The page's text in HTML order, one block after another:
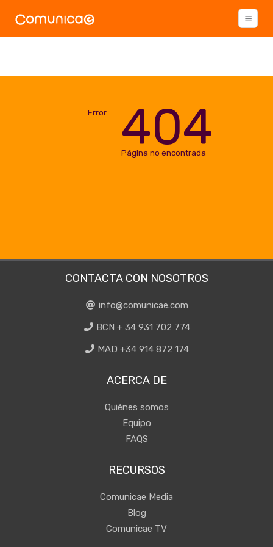
Error 404
Página no encontrada
CONTACTA CON NOSOTROS
info@comunicae.com
BCN + 34 931 702 774
MAD +34 914 872 174
ACERCA DE
Quiénes somos
Equipo
FAQS
RECURSOS
Comunicae Media
Blog
Comunicae TV